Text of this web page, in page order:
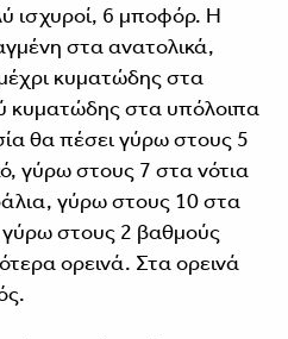
ισχυροί, 6 μποφόρ. Η
στα ανατολικά,
κυματώδης στα
κυματώδης στα υπόλοιπα
θα πέσει γύρω στους 5
γύρω στους 7 στα νότια
γύρω στους 10 στα
στους 2 βαθμούς
ορεινά. Στα ορεινά